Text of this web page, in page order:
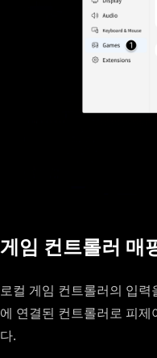
게임 컨트롤러 매
로컬 게임 컨트롤러의 입
에 연결된 컨트롤러로 피
다.